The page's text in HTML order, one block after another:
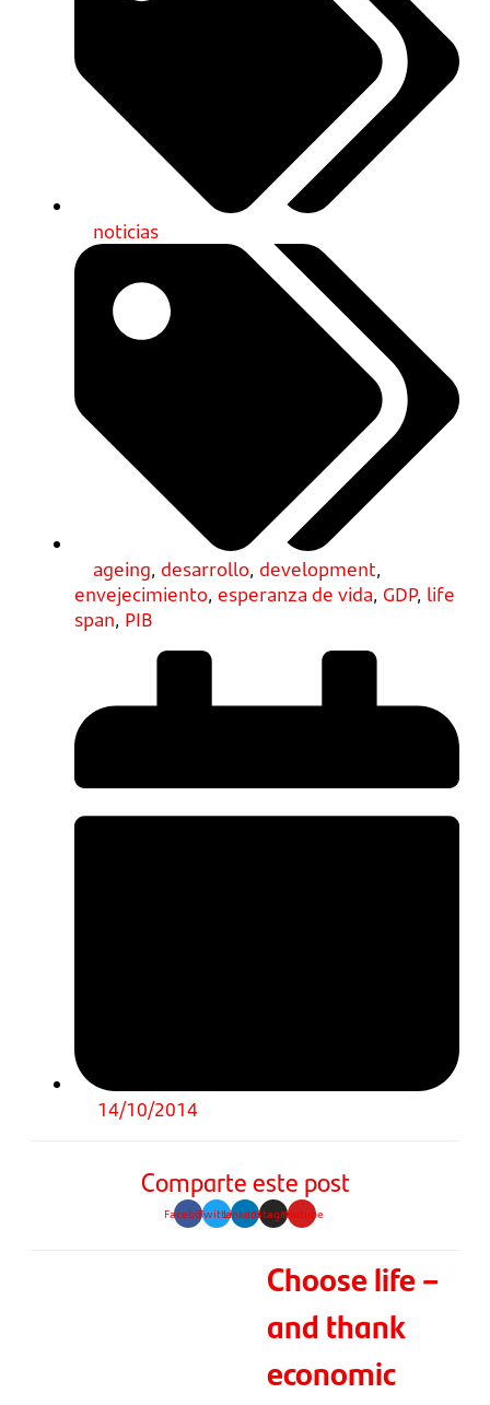
noticias
ageing, desarrollo, development,
envejecimiento, esperanza de vida, GDP, life
span, PIB
14/10/2014
Comparte este post
FacebookTwitterLinkedinInstagramYoutube
Choose life –
and thank
economic